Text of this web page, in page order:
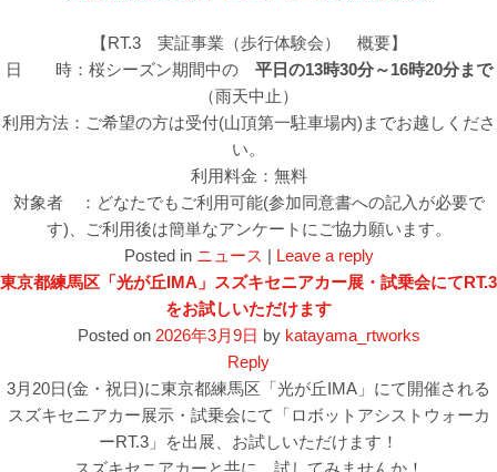
【RT.3 実証事業（歩行体験会） 概要】
日 時：桜シーズン期間中の 平日の13時30分～16時20分まで
（雨天中止）
利用方法：ご希望の方は受付(山頂第一駐車場内)までお越しくださ
い。
利用料金：無料
対象者 ：どなたでもご利用可能(参加同意書への記入が必要で
す)、ご利用後は簡単なアンケートにご協力願います。
Posted in ニュース | Leave a reply
東京都練馬区「光が丘IMA」スズキセニアカー展・試乗会にてRT.3
をお試しいただけます
Posted on 2026年3月9日 by katayama_rtworks
Reply
3月20日(金・祝日)に東京都練馬区「光が丘IMA」にて開催される
スズキセニアカー展示・試乗会にて「ロボットアシストウォーカ
ーRT.3」を出展、お試しいただけます！
スズキセニアカーと共に、試してみませんか！